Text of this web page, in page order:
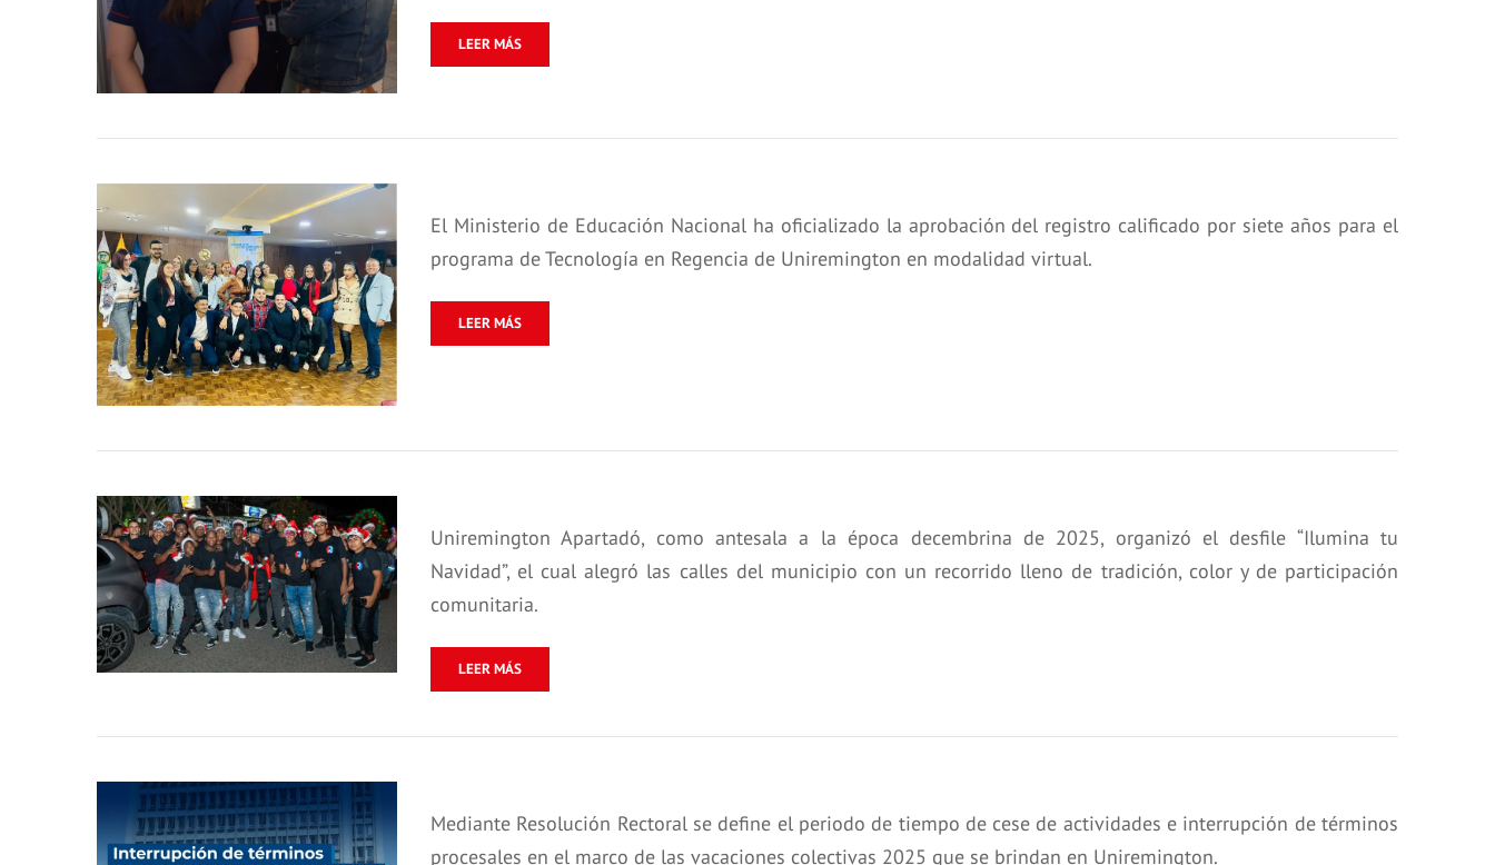
LEER MÁS
El Ministerio de Educación Nacional ha oficializado la aprobación del registro calificado por siete años para el
programa de Tecnología en Regencia de Uniremington en modalidad virtual.
LEER MÁS
Uniremington Apartadó, como antesala a la época decembrina de 2025, organizó el desfile “Ilumina tu
Navidad”, el cual alegró las calles del municipio con un recorrido lleno de tradición, color y de participación
comunitaria.
LEER MÁS
Mediante Resolución Rectoral se define el periodo de tiempo de cese de actividades e interrupción de términos
procesales en el marco de las vacaciones colectivas 2025 que se brindan en Uniremington.